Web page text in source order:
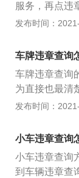
服务，再点违
电子支付手段
的时间内完成
货后付款，保
发布时间：
车牌违章查询
车牌违章查询
为直接也最清
的机动车登记
码是否存在
已经过户成
未成功。
发布时间：
小车违章查询
小车违章查询
到车辆违章查